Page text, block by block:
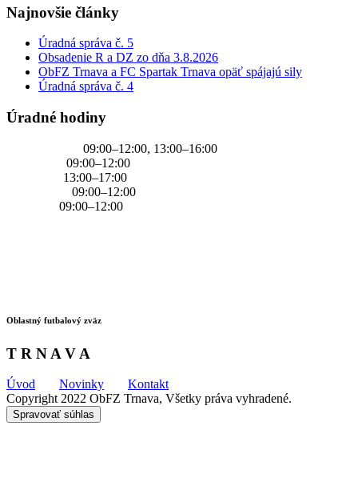
Najnovšie články
Úradná správa č. 5
Obsadenie R a DZ zo dňa 3.8.2026
ObFZ Trnava a FC Spartak Trnava opäť spájajú sily
Úradná správa č. 4
Úradné hodiny
09:00–12:00, 13:00–16:00
09:00–12:00
13:00–17:00
09:00–12:00
09:00–12:00
Oblastný futbalový zväz
T R N A V A
Úvod Novinky
Kontakt
Copyright 2022 ObFZ Trnava, Všetky práva vyhradené.
Spravovať súhlas